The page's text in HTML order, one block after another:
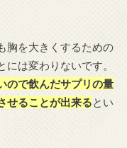
胸を大きくするための
は変わりないです。
ので飲んだサプリの量
せることが出来るとい